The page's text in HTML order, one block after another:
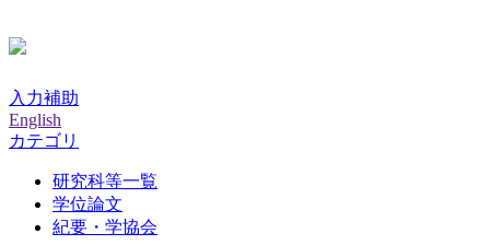
入力補助
English
カテゴリ
研究科等一覧
学位論文
紀要・学協会